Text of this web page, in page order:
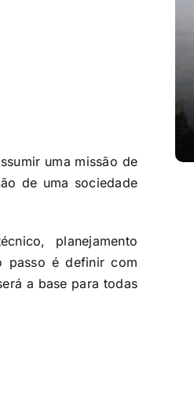
uma missão de
de uma sociedade
planejamento
passo é definir com
a base para todas